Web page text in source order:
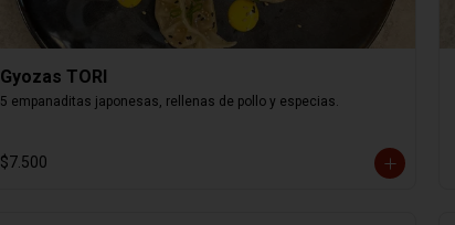
Gyozas TORI
5 empanaditas japonesas, rellenas de pollo y especias.
$7.500